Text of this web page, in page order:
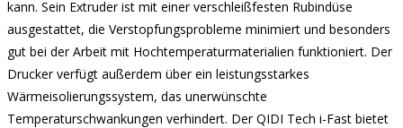
kann. Sein Extruder ist mit einer verschleißfesten Rubindüse
ausgestattet, die Verstopfungsprobleme minimiert und besonders
gut bei der Arbeit mit Hochtemperaturmaterialien funktioniert. Der
Drucker verfügt außerdem über ein leistungsstarkes
Wärmeisolierungssystem, das unerwünschte
Temperaturschwankungen verhindert. Der QIDI Tech i-Fast bietet